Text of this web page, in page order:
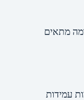
מתאים
עמידות